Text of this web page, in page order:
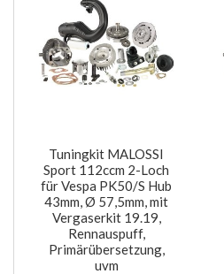
Tuningkit MALOSSI
Sport 112ccm 2-Loch
für Vespa PK50/S Hub
43mm, Ø 57,5mm, mit
Vergaserkit 19.19,
Rennauspuff,
Primärübersetzung,
uvm